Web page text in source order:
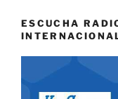
ESCUCHA